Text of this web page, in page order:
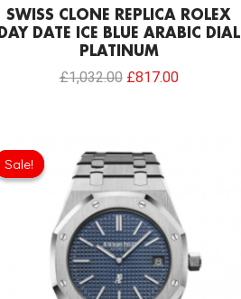
SWISS CLONE REPLICA ROLEX
DAY DATE ICE BLUE ARABIC DIAL
PLATINUM
£1,032.00 £817.00
Sale!
Sale!
price
was:
£1,204.00.